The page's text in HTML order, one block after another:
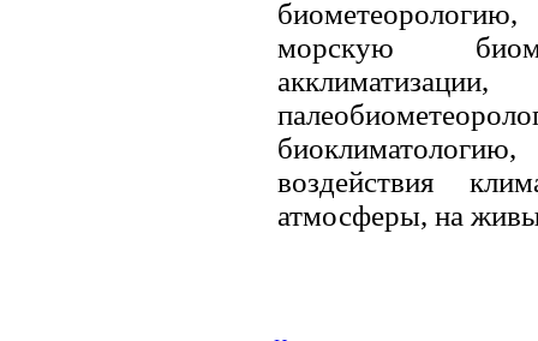
морскую
воздействия
атмосферы, на